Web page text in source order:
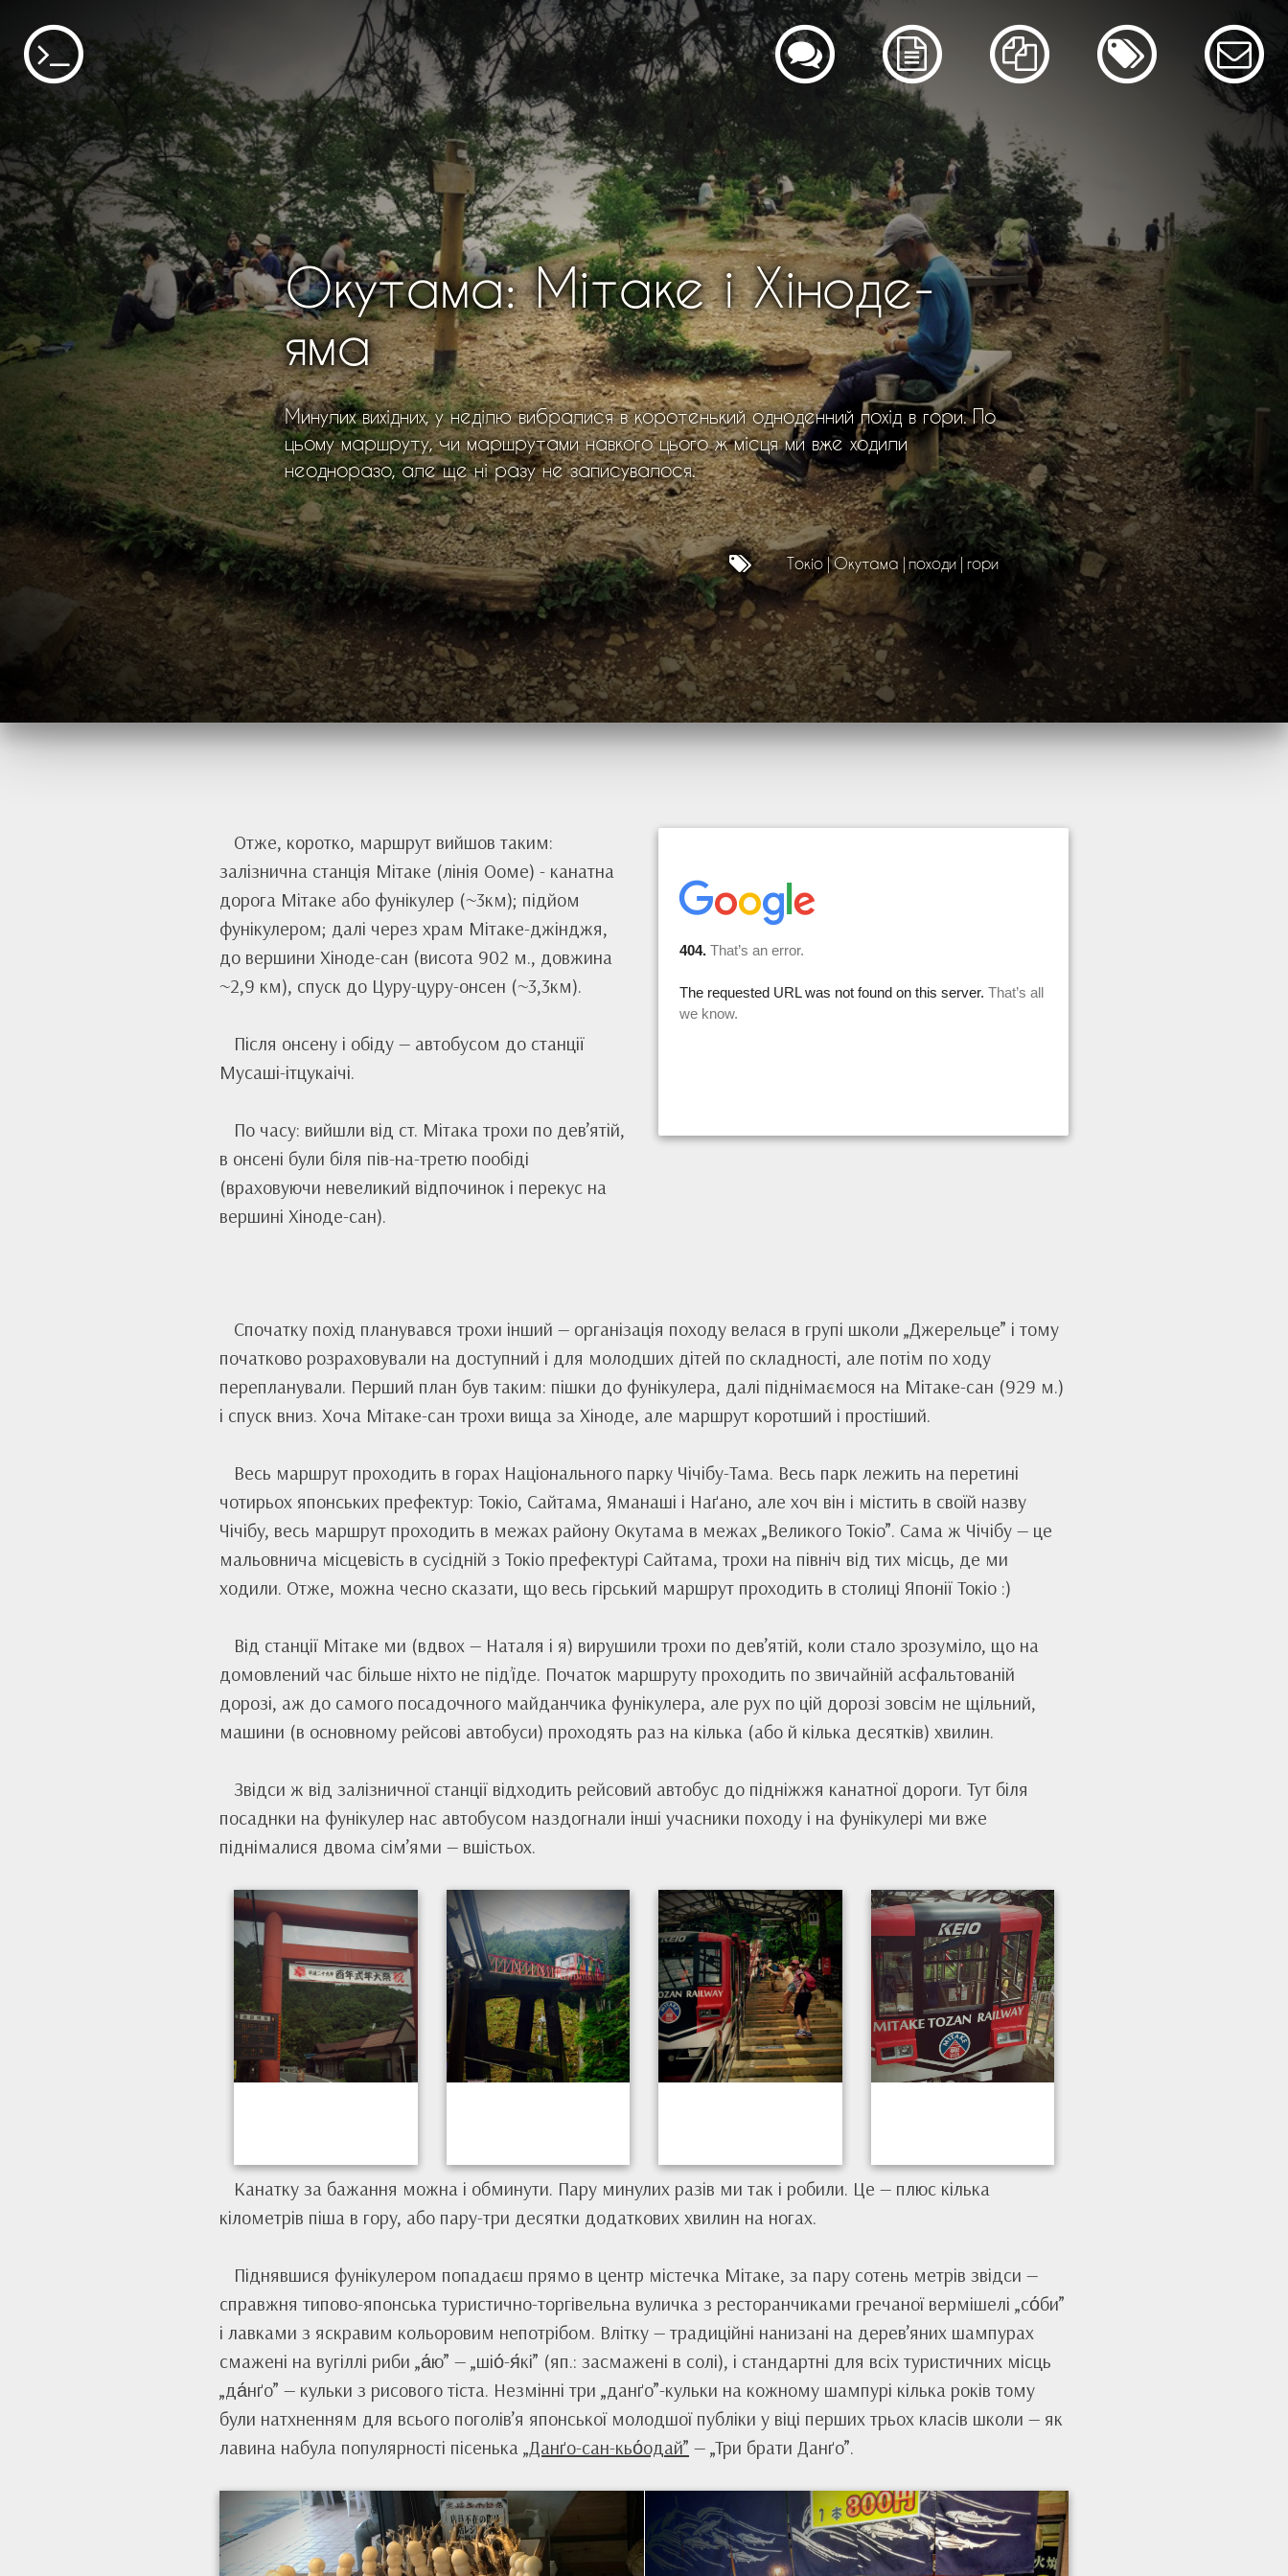
Окутама: Мітаке і Хіноде-
яма
Минулих вихідних, у неділю вибралися в коротенький одноденний похід в гори. По
цьому маршруту, чи маршрутами навкого цього ж місця ми вже ходили
неодноразо, але ще ні разу не записувалося.
Токіо Окутама походи гори
Отже, коротко, маршрут вийшов таким:
залізнична станція Мітаке (лінія Ооме) - канатна
дорога Мітаке або фунікулер (~3км); підйом
фунікулером; далі через храм Мітаке-джінджя,
до вершини Хіноде-сан (висота 902 м., довжина
~2,9 км), спуск до Цуру-цуру-онсен (~3,3км).
Після онсену і обіду — автобусом до станції
Мусаші-ітцукаічі.
По часу: вийшли від ст. Мітака трохи по дев’ятій,
в онсені були біля пів-на-третю пообіді
(враховуючи невеликий відпочинок і перекус на
вершині Хіноде-сан).
Спочатку похід планувався трохи інший — організація походу велася в групі школи „Джерельце” і тому
початково розраховували на доступний і для молодших дітей по складності, але потім по ходу
перепланували. Перший план був таким: пішки до фунікулера, далі піднімаємося на Мітаке-сан (929 м.)
і спуск вниз. Хоча Мітаке-сан трохи вища за Хіноде, але маршрут коротший і простіший.
Весь маршрут проходить в горах Національного парку Чічібу-Тама. Весь парк лежить на перетині
чотирьох японських префектур: Токіо, Сайтама, Яманаші і Наґано, але хоч він і містить в своїй назву
Чічібу, весь маршрут проходить в межах району Окутама в межах „Великого Токіо”. Сама ж Чічібу — це
мальовнича місцевість в сусідній з Токіо префектурі Сайтама, трохи на північ від тих місць, де ми
ходили. Отже, можна чесно сказати, що весь гірський маршрут проходить в столиці Японії Токіо :)
Від станції Мітаке ми (вдвох — Наталя і я) вирушили трохи по дев’ятій, коли стало зрозуміло, що на
домовлений час більше ніхто не під’їде. Початок маршруту проходить по звичайній асфальтованій
дорозі, аж до самого посадочного майданчика фунікулера, але рух по цій дорозі зовсім не щільний,
машини (в основному рейсові автобуси) проходять раз на кілька (або й кілька десятків) хвилин.
Звідси ж від залізничної станції відходить рейсовий автобус до підніжжя канатної дороги. Тут біля
посаднки на фунікулер нас автобусом наздогнали інші учасники походу і на фунікулері ми вже
піднімалися двома сім’ями — вшістьох.
Канатку за бажання можна і обминути. Пару минулих разів ми так і робили. Це — плюс кілька
кілометрів піша в гору, або пару-три десятки додаткових хвилин на ногах.
Піднявшися фунікулером попадаєш прямо в центр містечка Мітаке, за пару сотень метрів звідси —
справжня типово-японська туристично-торгівельна вуличка з ресторанчиками гречаної вермішелі „со́би”
і лавками з яскравим кольоровим непотрібом. Влітку — традиційні нанизані на дерев’яних шампурах
смажені на вугіллі риби „а́ю” — „шіо́-я́кі” (яп.: засмажені в солі), і стандартні для всіх туристичних місць
„да́нґо” — кульки з рисового тіста. Незмінні три „данґо”-кульки на кожному шампурі кілька років тому
були натхненням для всього поголів’я японської молодшої публіки у віці перших трьох класів школи — як
лавина набула популярності пісенька „Данґо-сан-кьо́одай” — „Три брати Данґо”.